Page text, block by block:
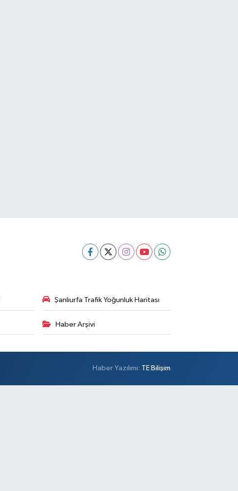
Şanlıurfa Trafik Yoğunluk Haritası
Haber Arşivi
Haber Yazılımı: TE Bilişim